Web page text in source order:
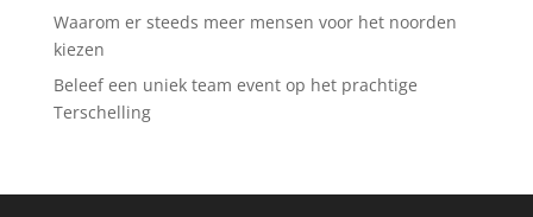
Waarom er steeds meer mensen voor het noorden
kiezen
Beleef een uniek team event op het prachtige
Terschelling